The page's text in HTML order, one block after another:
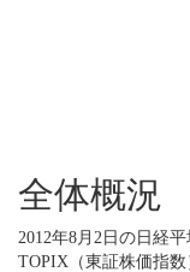
全体概況
2012年8月2日の日経
TOPIX（東証株価指数